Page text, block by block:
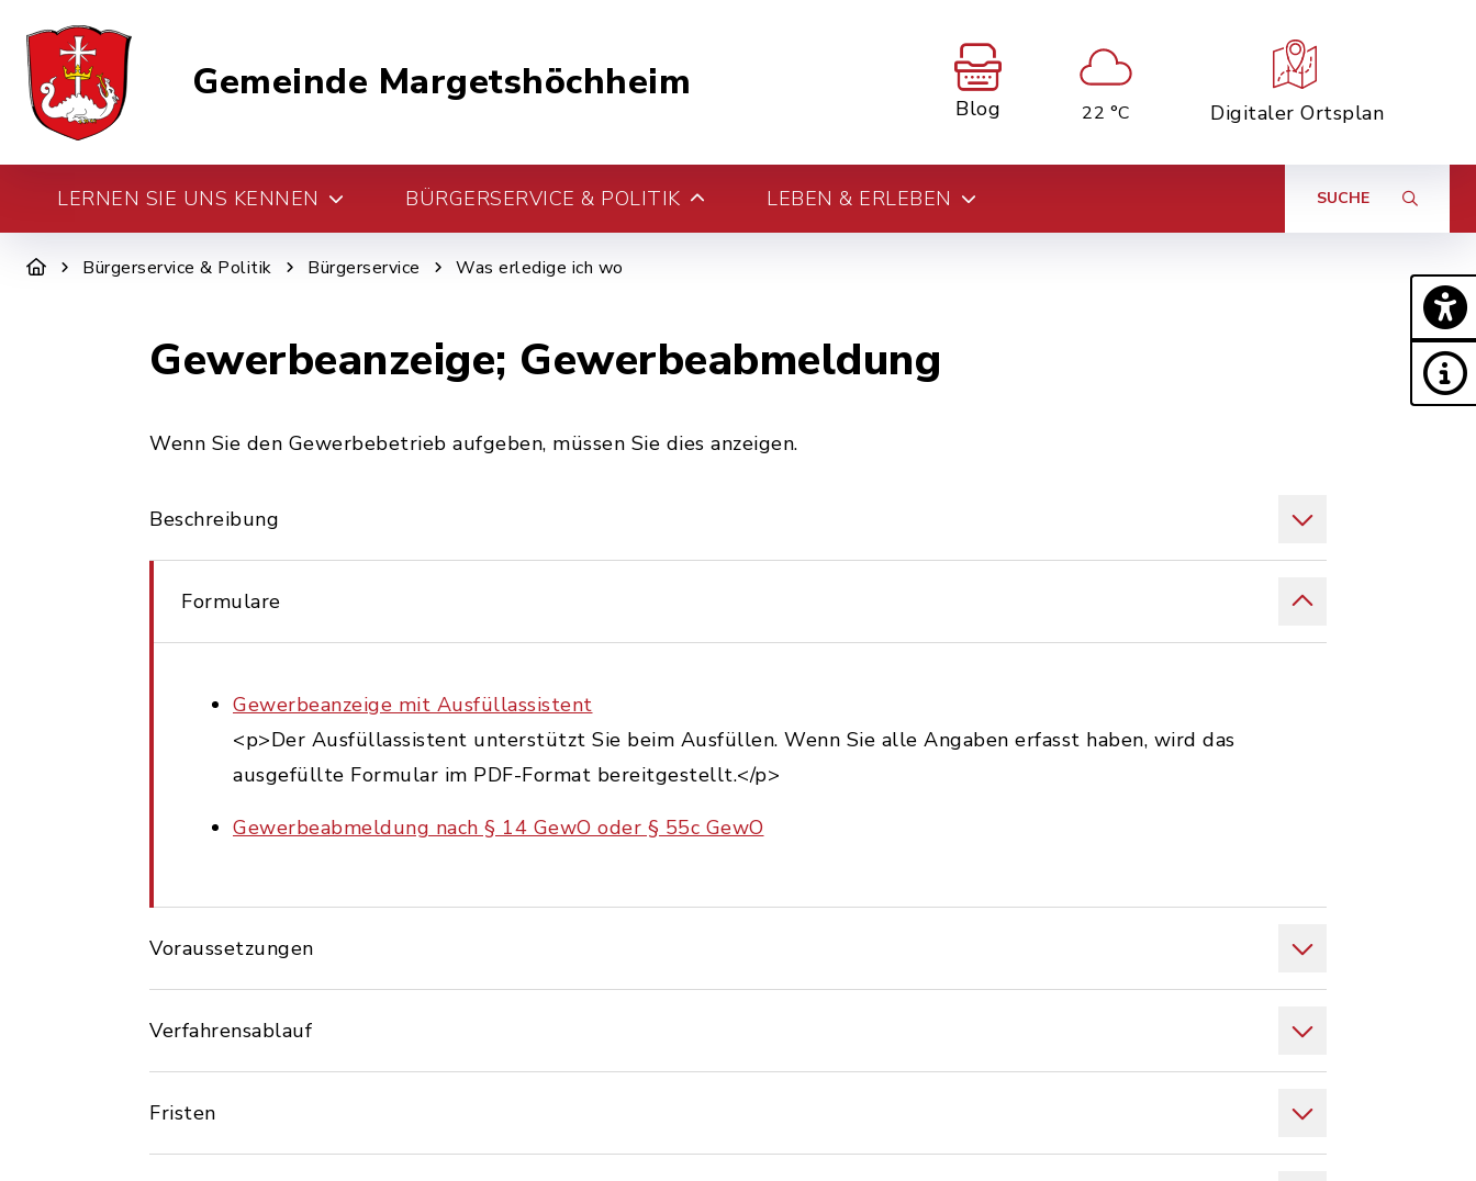
Gemeinde Margetshöchheim
Blog 22 °C Digitaler Ortsplan
LERNEN SIE UNS KENNEN BÜRGERSERVICE & POLITIK LEBEN & ERLEBEN SUCHE
Bürgerservice & Politik Bürgerservice Was erledige ich wo
Gewerbeanzeige; Gewerbeabmeldung
Wenn Sie den Gewerbebetrieb aufgeben, müssen Sie dies anzeigen.
Beschreibung
Formulare
Gewerbeanzeige mit Ausfüllassistent
<p>Der Ausfüllassistent unterstützt Sie beim Ausfüllen. Wenn Sie alle Angaben erfasst haben, wird das
ausgefüllte Formular im PDF-Format bereitgestellt.</p>
Gewerbeabmeldung nach § 14 GewO oder § 55c GewO
Voraussetzungen
Verfahrensablauf
Fristen